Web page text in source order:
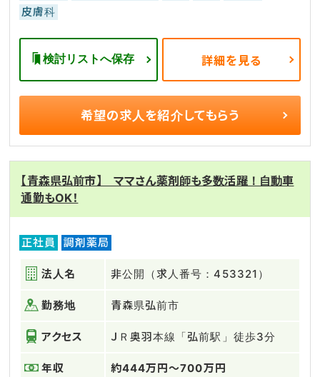
皮膚科
検討リストへ保存 詳細を見る
希望の求人を紹介してもらう
【青森県弘前市】 ママさん薬剤師も多数活躍！自動車
通勤もOK！
正社員 調剤薬局
法人名 非公開（求人番号：453321）
勤務地 青森県弘前市
アクセス ＪＲ奥羽本線「弘前駅」徒歩3分
年収 約444万円～700万円